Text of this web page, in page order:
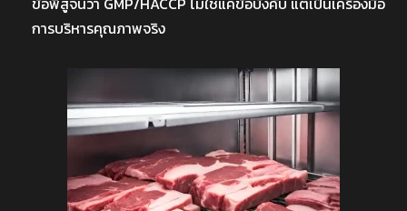
การบริหารคุณภาพจริง